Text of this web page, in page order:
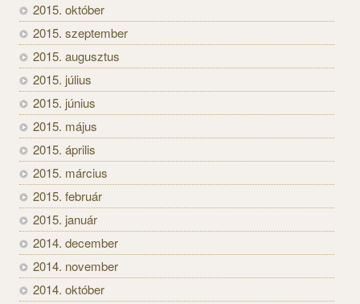
2015. október
2015. szeptember
2015. augusztus
2015. július
2015. június
2015. május
2015. április
2015. március
2015. február
2015. január
2014. december
2014. november
2014. október